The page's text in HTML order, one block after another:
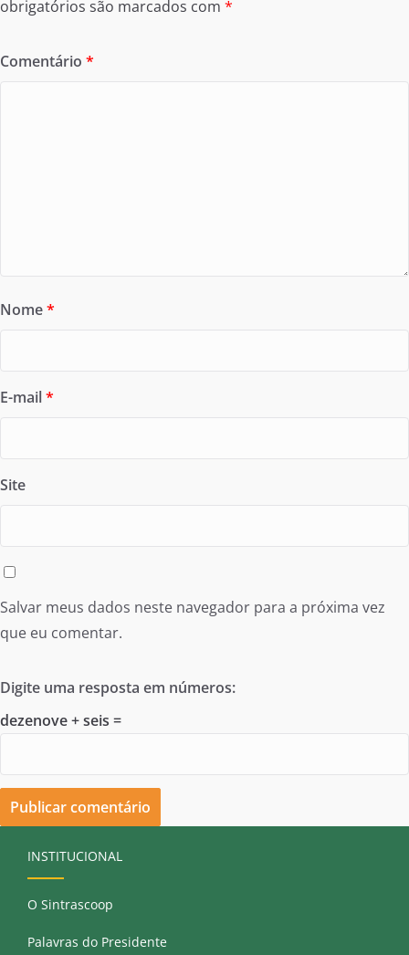
obrigatórios são marcados com *
Comentário *
Nome*
E-mail*
Site
Salvar meus dados neste navegador para a próxima vez
que eu comentar.
Digite uma resposta em números:
dezenove + seis =
INSTITUCIONAL
O Sintrascoop
Palavras do Presidente